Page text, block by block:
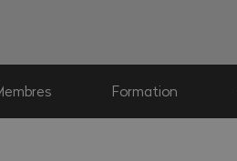
Formation